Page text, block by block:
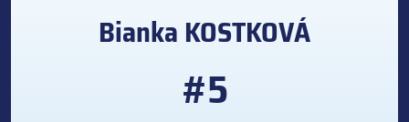
Bianka KOSTKOVÁ
#5